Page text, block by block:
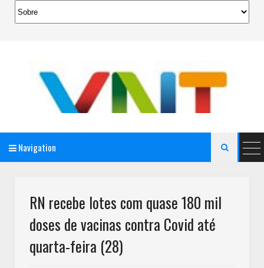
Navigation 
RN recebe lotes com quase 180 mil
doses de vacinas contra Covid até
quarta-feira (28)